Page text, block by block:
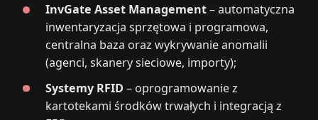
InvGate Asset Management– automatyczna
inwentaryzacja sprzętowa i programowa,
centralna baza oraz wykrywanie anomalii
(agenci, skanery sieciowe, importy);
Systemy RFID – oprogramowanie z
kartotekami środków trwałych i integracją z